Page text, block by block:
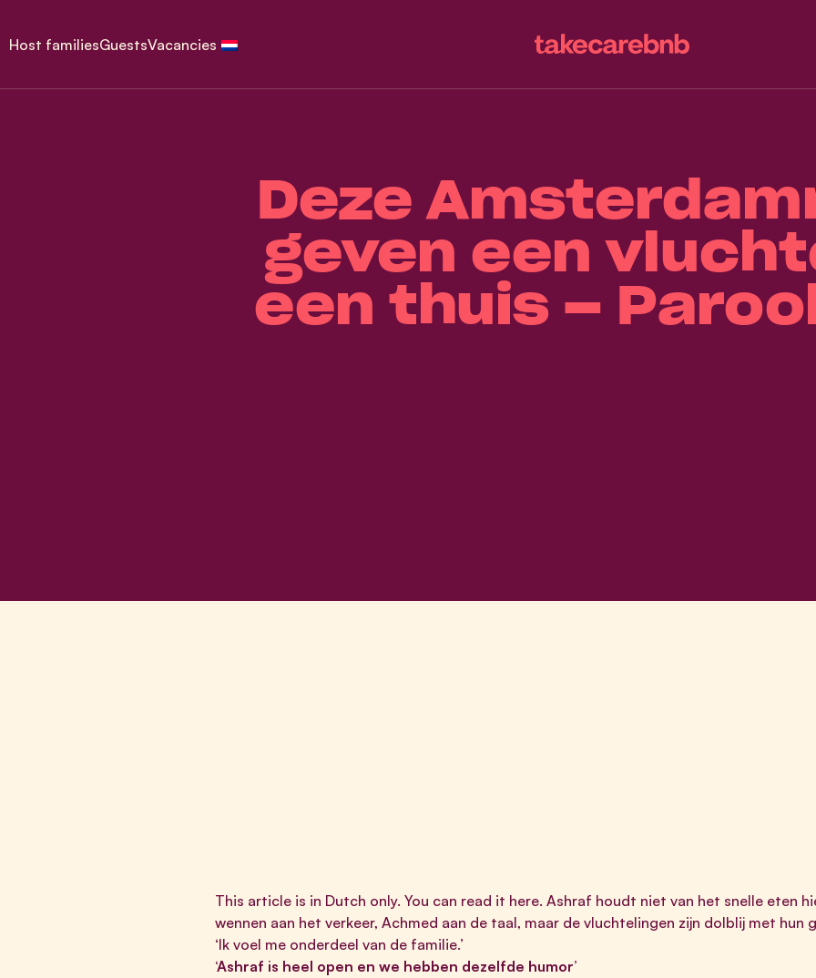
Host familiesGuestsVacancies
Deze
geven een
een thuis –
This article is in Dutch only. You can read it here. Ashraf houdt niet van het snelle eten
wennen aan het verkeer, Achmed aan de taal, maar de vluchtelingen zijn dolblij met hun
‘Ik voel me onderdeel van de familie.’
‘Ashraf is heel open en we hebben dezelfde humor’